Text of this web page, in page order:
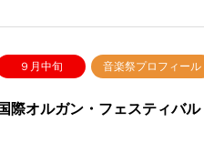
９月中旬 音楽祭プロフィール
際オルガン・フェスティバル